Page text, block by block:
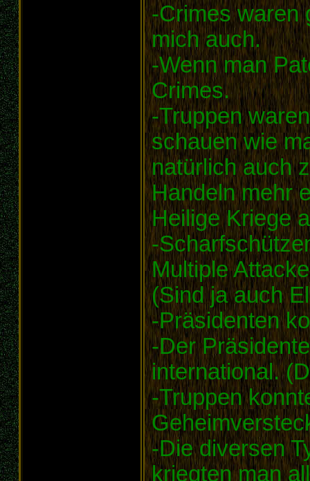
-Crimes waren
mich auch.
-Wenn man
Crimes.
-Truppen
schauen wie
natürlich auch
Handeln mehr
Heilige Kriege
-
Multiple
(Sind ja auch
-Präsidenten
-Der
international.
-Truppen
-Die diversen
kriegten man